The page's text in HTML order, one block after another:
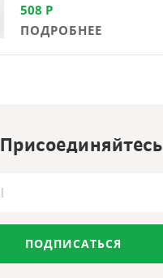
508 Р
ПОДРОБНЕЕ
Присоединяйтесь
ПОДПИСАТЬСЯ